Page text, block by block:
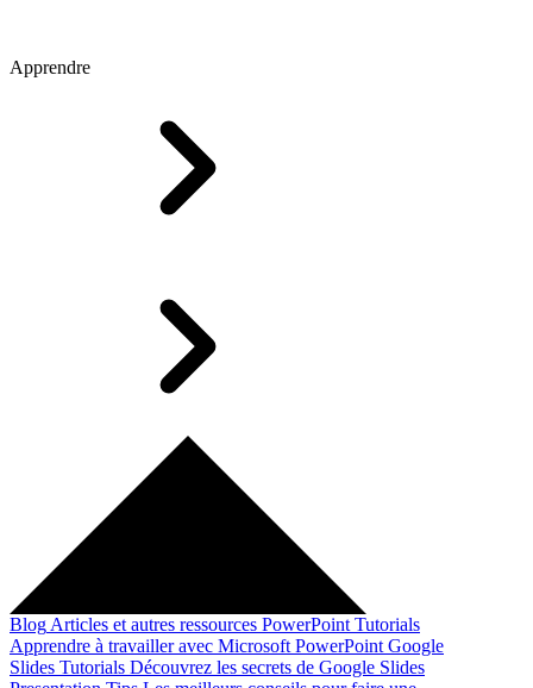
Apprendre
Blog Articles et autres ressources PowerPoint Tutorials
Apprendre à travailler avec Microsoft PowerPoint Google
Slides Tutorials Découvrez les secrets de Google Slides